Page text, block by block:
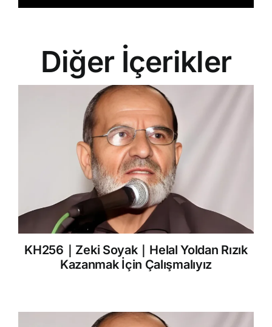
Diğer İçerikler
KH256｜Zeki Soyak｜Helal Yoldan Rızık
Kazanmak İçin Çalışmalıyız